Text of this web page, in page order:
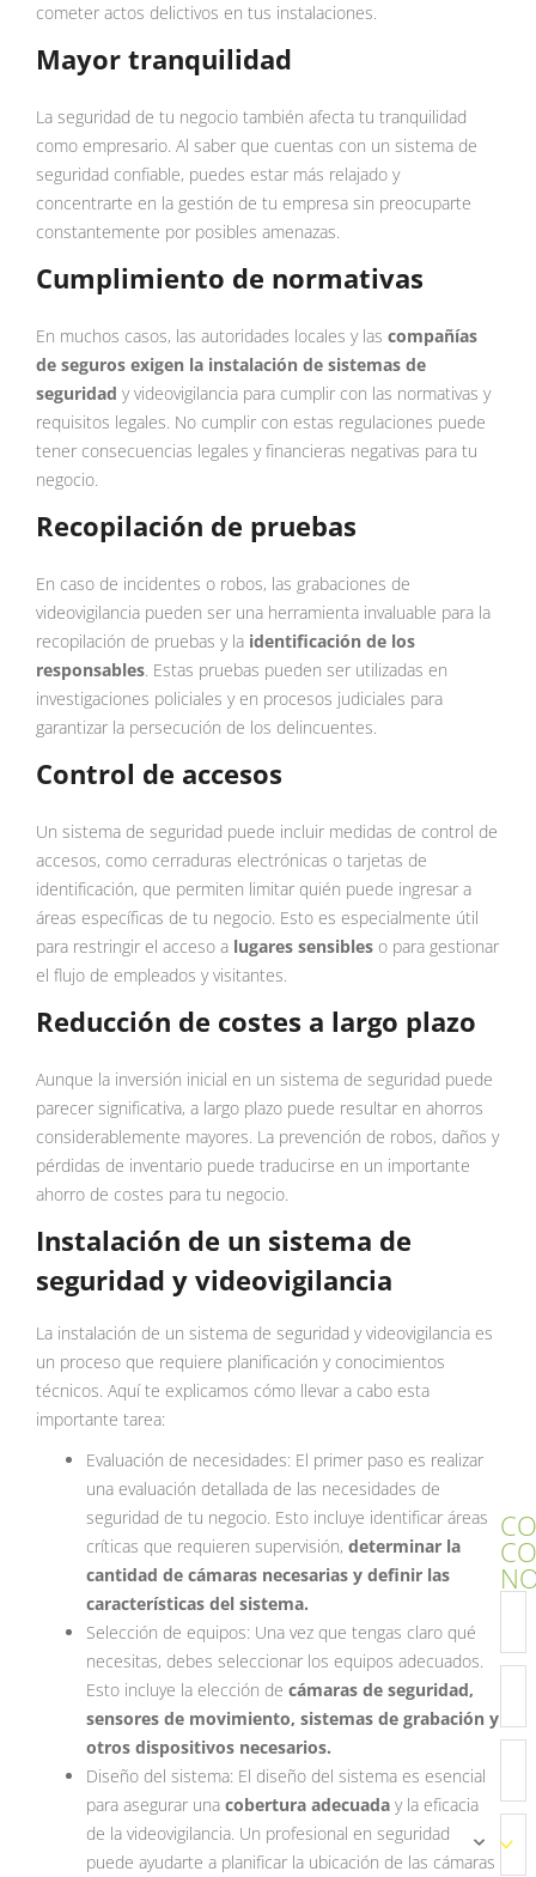
cometer actos delictivos en tus instalaciones.
Mayor tranquilidad
La seguridad de tu negocio también afecta tu tranquilidad
como empresario. Al saber que cuentas con un sistema de
seguridad confiable, puedes estar más relajado y
concentrarte en la gestión de tu empresa sin preocuparte
constantemente por posibles amenazas.
Cumplimiento de normativas
En muchos casos, las autoridades locales y las compañías
de seguros exigen la instalación de sistemas de
seguridad y videovigilancia para cumplir con las normativas y
requisitos legales. No cumplir con estas regulaciones puede
tener consecuencias legales y financieras negativas para tu
negocio.
Recopilación de pruebas
En caso de incidentes o robos, las grabaciones de
videovigilancia pueden ser una herramienta invaluable para la
recopilación de pruebas y la identificación de los
responsables. Estas pruebas pueden ser utilizadas en
investigaciones policiales y en procesos judiciales para
garantizar la persecución de los delincuentes.
Control de accesos
Un sistema de seguridad puede incluir medidas de control de
accesos, como cerraduras electrónicas o tarjetas de
identificación, que permiten limitar quién puede ingresar a
áreas específicas de tu negocio. Esto es especialmente útil
para restringir el acceso a lugares sensibles o para gestionar
el flujo de empleados y visitantes.
Reducción de costes a largo plazo
Aunque la inversión inicial en un sistema de seguridad puede
parecer significativa, a largo plazo puede resultar en ahorros
considerablemente mayores. La prevención de robos, daños y
pérdidas de inventario puede traducirse en un importante
ahorro de costes para tu negocio.
Instalación de un sistema de
seguridad y videovigilancia
La instalación de un sistema de seguridad y videovigilancia es
un proceso que requiere planificación y conocimientos
técnicos. Aquí te explicamos cómo llevar a cabo esta
importante tarea:
Evaluación de necesidades: El primer paso es realizar
una evaluación detallada de las necesidades de
seguridad de tu negocio. Esto incluye identificar áreas
críticas que requieren supervisión, determinar la
cantidad de cámaras necesarias y definir las
características del sistema.
Selección de equipos: Una vez que tengas claro qué
necesitas, debes seleccionar los equipos adecuados.
Esto incluye la elección de cámaras de seguridad,
sensores de movimiento, sistemas de grabación y
otros dispositivos necesarios.
Diseño del sistema: El diseño del sistema es esencial
para asegurar una cobertura adecuada y la eficacia
de la videovigilancia. Un profesional en seguridad
puede ayudarte a planificar la ubicación de las cámaras